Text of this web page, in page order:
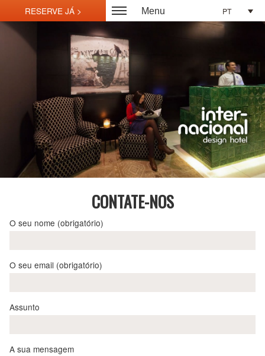
Menu PT
CONTATE-NOS
O seu nome (obrigatório)
O seu email (obrigatório)
Assunto
A sua mensagem